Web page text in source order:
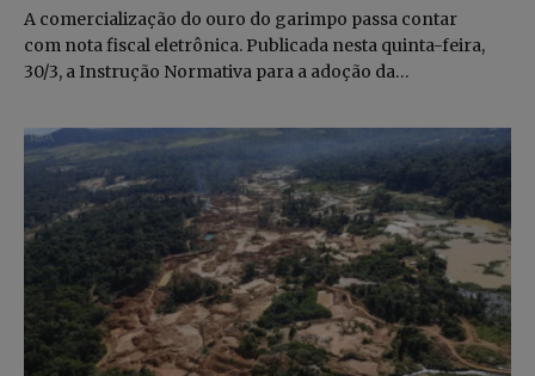
A comercialização do ouro do garimpo passa contar
com nota fiscal eletrônica. Publicada nesta quinta-feira,
30/3, a Instrução Normativa para a adoção da…